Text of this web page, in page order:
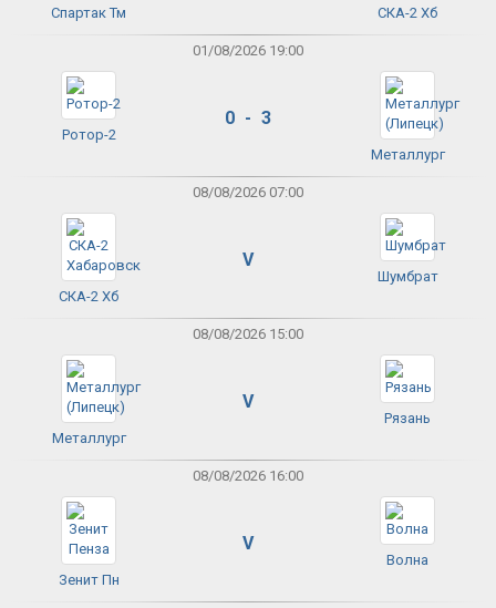
Спартак Тм СКА-2 Хб
01/08/2026 19:00
Ротор-2
0 - 3
Металлург
08/08/2026 07:00
СКА-2 Хб
V
Шумбрат
08/08/2026 15:00
Металлург
V
Рязань
08/08/2026 16:00
Зенит Пн
V
Волна